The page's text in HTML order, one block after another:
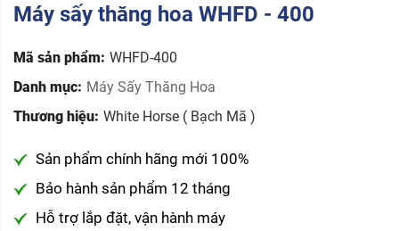
Máy sấy thăng hoa WHFD - 400
Mã sản phẩm: WHFD-400
Danh mục: Máy Sấy Thăng Hoa
Thương hiệu: White Horse ( Bạch Mã )
Sản phẩm chính hãng mới 100%
Bảo hành sản phẩm 12 tháng
Hỗ trợ lắp đặt, vận hành máy